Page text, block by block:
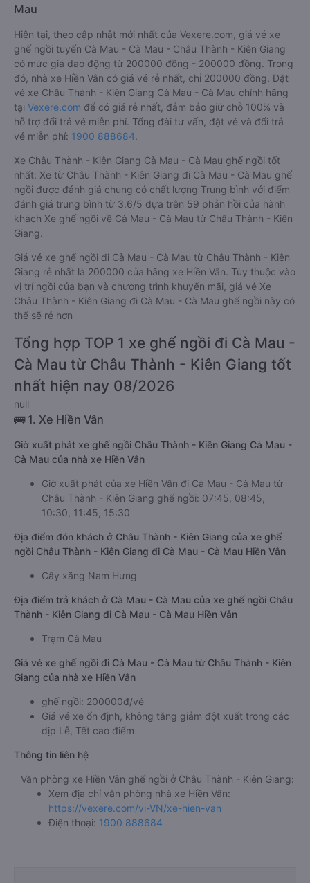
Mau
Hiện tại, theo cập nhật mới nhất của Vexere.com, giá vé xe
ghế ngồi tuyến Cà Mau - Cà Mau - Châu Thành - Kiên Giang
có mức giá dao động từ 200000 đồng - 200000 đồng. Trong
đó, nhà xe Hiền Vân có giá vé rẻ nhất, chỉ 200000 đồng. Đặt
vé xe Châu Thành - Kiên Giang Cà Mau - Cà Mau chính hãng
tại Vexere.com để có giá rẻ nhất, đảm bảo giữ chỗ 100% và
hỗ trợ đổi trả vé miễn phí. Tổng đài tư vấn, đặt vé và đổi trả
vé miễn phí: 1900 888684.
Xe Châu Thành - Kiên Giang Cà Mau - Cà Mau ghế ngồi tốt
nhất: Xe từ Châu Thành - Kiên Giang đi Cà Mau - Cà Mau ghế
ngồi được đánh giá chung có chất lượng Trung bình với điểm
đánh giá trung bình từ 3.6/5 dựa trên 59 phản hồi của hành
khách Xe ghế ngồi về Cà Mau - Cà Mau từ Châu Thành - Kiên
Giang.
Giá vé xe ghế ngồi đi Cà Mau - Cà Mau từ Châu Thành - Kiên
Giang rẻ nhất là 200000 của hãng xe Hiền Vân. Tùy thuộc vào
vị trí ngồi của bạn và chương trình khuyến mãi, giá vé Xe
Châu Thành - Kiên Giang đi Cà Mau - Cà Mau ghế ngồi này có
thể sẽ rẻ hơn
Tổng hợp TOP 1 xe ghế ngồi đi Cà Mau -
Cà Mau từ Châu Thành - Kiên Giang tốt
nhất hiện nay 08/2026
null
🚌 1. Xe Hiền Vân
Giờ xuất phát xe ghế ngồi Châu Thành - Kiên Giang Cà Mau -
Cà Mau của nhà xe Hiền Vân
Giờ xuất phát của xe Hiền Vân đi Cà Mau - Cà Mau từ
Châu Thành - Kiên Giang ghế ngồi: 07:45, 08:45,
10:30, 11:45, 15:30
Địa điểm đón khách ở Châu Thành - Kiên Giang của xe ghế
ngồi Châu Thành - Kiên Giang đi Cà Mau - Cà Mau Hiền Vân
Cây xăng Nam Hưng
Địa điểm trả khách ở Cà Mau - Cà Mau của xe ghế ngồi Châu
Thành - Kiên Giang đi Cà Mau - Cà Mau Hiền Vân
Trạm Cà Mau
Giá vé xe ghế ngồi đi Cà Mau - Cà Mau từ Châu Thành - Kiên
Giang của nhà xe Hiền Vân
ghế ngồi: 200000đ/vé
Giá vé xe ổn định, không tăng giảm đột xuất trong các
dịp Lễ, Tết cao điểm
Thông tin liên hệ
Văn phòng xe Hiền Vân ghế ngồi ở Châu Thành - Kiên Giang:
Xem địa chỉ văn phòng nhà xe Hiền Vân:
https://vexere.com/vi-VN/xe-hien-van
Điện thoại: 1900 888684